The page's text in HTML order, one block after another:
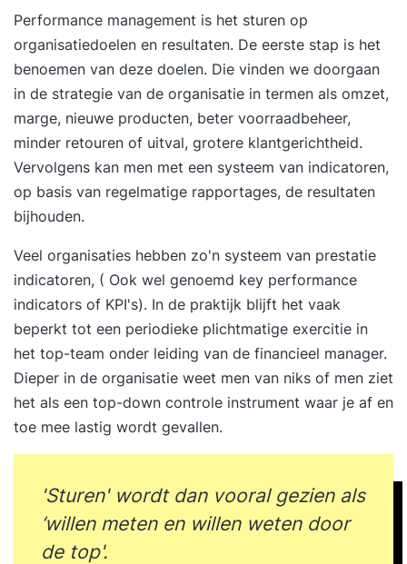
een cruciale rol speelt in het creëren van focus,
energie en duurzame resultaten, en hoe je een
team bouwt dat langdurig op topniveau
presteert. Iets voor jou De training ‘High
Performance Leadership’ is bestemd voor
ervaren leidinggevenden en managers die hun
team naar een hoger prestatieniveau willen
brengen. Wat deze vierdaagse training uniek
maakt Tijdens de training ‘High Performance
psychologie, leiderschap en performance
management. Je leert hoe je druk omzet in
energie, en hoe je met bewezen strategieën en
praktische tools een high performance cultuur
ontwikkelt die blijft presteren, ook onder druk.
Voordelen van deze vierdaagse opzet: Ruimte
voor verdieping en reflectie tussen de
trainingsdagen. Persoonlijke begeleiding bij het
bouwen van je eigen high performance plan.
leiderschapstools in je werkomgeving. Resultaat
Na deze training ben je in staat een high
performance team en cultuur te creëren. Je weet
Performance management is het sturen op
organisatiedoelen en resultaten. De eerste stap is het
benoemen van deze doelen. Die vinden we doorgaan
in de strategie van de organisatie in termen als omzet,
marge, nieuwe producten, beter voorraadbeheer,
minder retouren of uitval, grotere klantgerichtheid.
Vervolgens kan men met een systeem van indicatoren,
op basis van regelmatige rapportages, de resultaten
bijhouden.
Veel organisaties hebben zo'n systeem van prestatie
indicatoren, ( Ook wel genoemd key performance
indicators of KPI's). In de praktijk blijft het vaak
beperkt tot een periodieke plichtmatige exercitie in
het top-team onder leiding van de financieel manager.
Dieper in de organisatie weet men van niks of men ziet
het als een top-down controle instrument waar je af en
toe mee lastig wordt gevallen.
'Sturen' wordt dan vooral gezien als
‘willen meten en willen weten door
de top'.